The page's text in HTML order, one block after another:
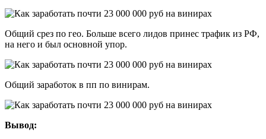
Общий срез по гео. Больше всего лидов принес трафик из РФ,
на него и был основной упор.
Общий заработок в пп по винирам.
Вывод: